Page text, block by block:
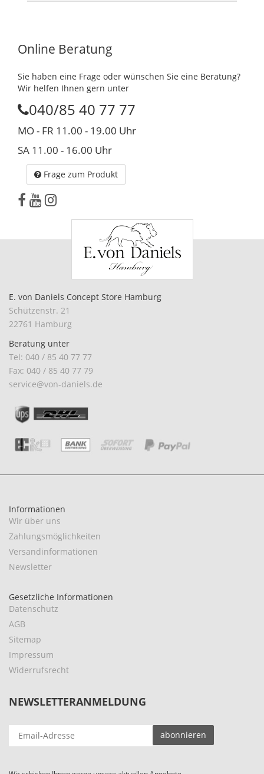
Online Beratung
Sie haben eine Frage oder wünschen Sie eine Beratung?
Wir helfen Ihnen gern unter
040/85 40 77 77
MO - FR 11.00 - 19.00 Uhr
SA 11.00 - 16.00 Uhr
Frage zum Produkt
E. von Daniels Concept Store Hamburg
Schützenstr. 21
22761 Hamburg
Beratung unter
Tel: 040 / 85 40 77 77
Fax: 040 / 85 40 77 79
service@von-daniels.de
Informationen
Wir über uns
Zahlungsmöglichkeiten
Versandinformationen
Newsletter
Gesetzliche Informationen
Datenschutz
AGB
Sitemap
Impressum
Widerrufsrecht
NEWSLETTERANMELDUNG
EMAIL-
ADRESSE
abonnieren